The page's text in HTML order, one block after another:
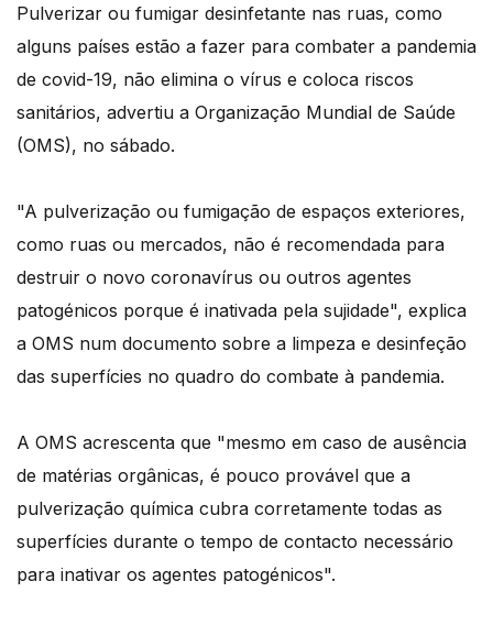
Pulverizar ou fumigar desinfetante nas ruas, como
alguns países estão a fazer para combater a pandemia
de covid-19, não elimina o vírus e coloca riscos
sanitários, advertiu a Organização Mundial de Saúde
(OMS), no sábado.
"A pulverização ou fumigação de espaços exteriores,
como ruas ou mercados, não é recomendada para
destruir o novo coronavírus ou outros agentes
patogénicos porque é inativada pela sujidade", explica
a OMS num documento sobre a limpeza e desinfeção
das superfícies no quadro do combate à pandemia.
A OMS acrescenta que "mesmo em caso de ausência
de matérias orgânicas, é pouco provável que a
pulverização química cubra corretamente todas as
superfícies durante o tempo de contacto necessário
para inativar os agentes patogénicos".